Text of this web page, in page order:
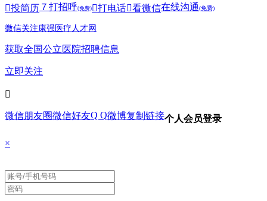
投简历 ７ 打招呼(免费) 打电话看微信在线沟通(免费)
微信关注康强医疗人才网
获取全国公立医院招聘信息
立即关注

微信朋友圈微信好友Q Q微博复制链接个人会员登录
×